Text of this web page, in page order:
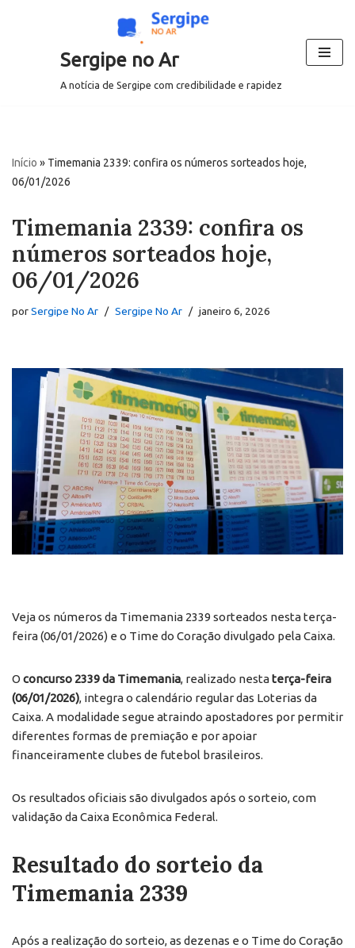
Sergipe no Ar
A notícia de Sergipe com credibilidade e rapidez
Início » Timemania 2339: confira os números sorteados hoje,
06/01/2026
Timemania 2339: confira os
números sorteados hoje,
06/01/2026
porSergipe No Ar Sergipe No Ar janeiro 6, 2026
Veja os números da Timemania 2339 sorteados nesta terça-
feira (06/01/2026) e o Time do Coração divulgado pela Caixa.
O concurso 2339 da Timemania, realizado nestaterça-feira
(06/01/2026), integra o calendário regular das Loterias da
Caixa. A modalidade segue atraindo apostadores por permitir
diferentes formas de premiação e por apoiar
financeiramente clubes de futebol brasileiros.
Os resultados oficiais são divulgados após o sorteio, com
validação da Caixa Econômica Federal.
Resultado do sorteio da
Timemania 2339
Após a realização do sorteio, as dezenas e o Time do Coração